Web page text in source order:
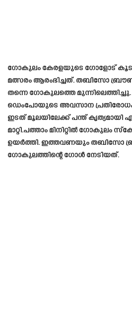
ഗോകുലം കേരളയുടെ ഗോളോട്
മത്സരം ആരംഭിച്ചത്. തബിസോ
തന്നെ ഗോകുലത്തെ
ഡെംപോയുടെ അവസാന
ഇടത് മൂലയിലേക്ക് പന്ത് കൃത്യമായി
മാറ്റി.പത്താം മിനിറ്റിൽ ഗോകുലം
ഉയർത്തി. ഇത്തവണയും തബിസോ
ഗോകുലത്തിന്റെ ഗോൾ നേടിയത്.